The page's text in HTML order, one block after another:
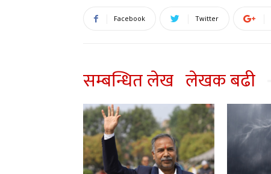
Facebook Twitter
सम्बन्धित लेख लेखक बढी